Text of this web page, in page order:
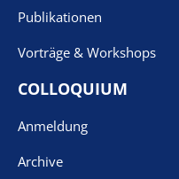
Publikationen
Vorträge & Workshops
COLLOQUIUM
Anmeldung
Archive